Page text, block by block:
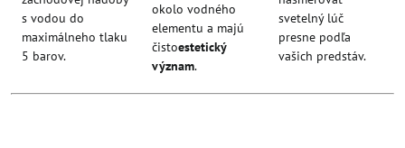
s vodou do
maximálneho tlaku
5 barov.
okolo vodného
elementu a majú
čistoestetický
význam.
svetelný lúč
presne podľa
vašich predstáv.